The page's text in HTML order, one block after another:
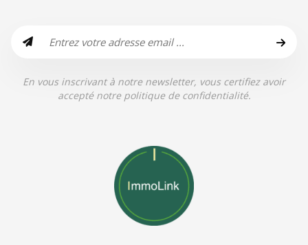
En vous inscrivant à notre newsletter, vous certifiez avoir
accepté notre politique de confidentialité.